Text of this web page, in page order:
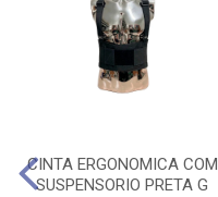
CINTA ERGONOMICA COM
SUSPENSORIO PRETA G